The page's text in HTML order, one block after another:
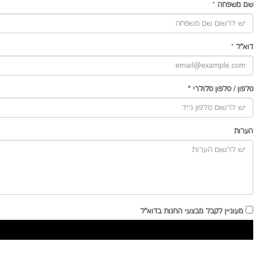
שם משפחה *
דוא"ל *
טלפון /טלפון סלולרי *
הערות
מעוניין לקבל מבצעי החנות בדוא"ל